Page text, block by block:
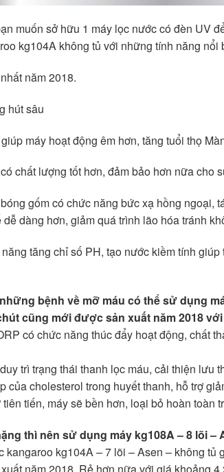
muốn sở hữu 1 máy lọc nước có đèn UV
kg104A không tủ với những tính năng nổi
năm 2018.
hút sâu
máy hoạt động êm hơn, tăng tuổi thọ
chất lượng tốt hơn, đảm bảo hơn nữa cho
gốm có chức năng bức xạ hồng ngoại,
dàng hơn, giảm quá trình lão hóa tránh
tăng chỉ số PH, tạo nước kiềm tính
bệnh về mỡ máu có thể sử dụng
cũng mới được sản xuất năm 2018
có chức năng thúc đẩy hoạt động, chất
trì trạng thái thanh lọc máu, cải thiện lưu
của cholesterol trong huyết thanh, hỗ trợ
tiến, máy sẽ bền hơn, loại bỏ hoàn toàn
thì nên sử dụng máy kg108A – 8 lõi
kangaroo kg104A – 7 lõi – Asen – không
năm 2018. Rẻ hơn nữa với giá khoảng